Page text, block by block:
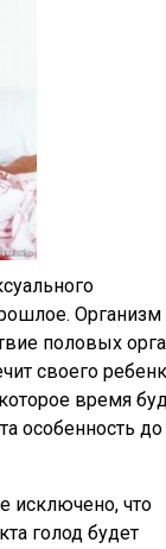
Организм
половых
своего
время
особенность до
исключено, что
голод будет